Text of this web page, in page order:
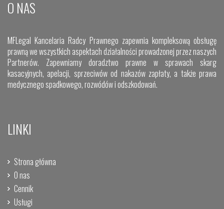
O NAS
MFLegal Kancelaria Radcy Prawnego zapewnia kompleksową obsługę
prawną we wszystkich aspektach działalności prowadzonej przez naszych
Partnerów. Zapewniamy doradztwo prawne w sprawach skarg
kasacyjnych, apelacji, sprzeciwów od nakazów zapłaty, a także prawa
medycznego spadkowego, rozwódów i odszkodowań.
LINKI
Strona główna
O nas
Cennik
Usługi